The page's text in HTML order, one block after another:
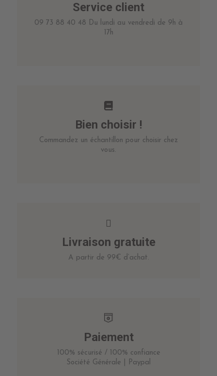
Service client
09 73 88 40 48 Du lundi au vendredi de 9h à
17h
Bien choisir !
Commandez un échantillon pour choisir chez
vous.
Livraison gratuite
A partir de 99€ d’achat.
Paiement
100% sécurisé / 100% confiance
Société Générale | Paypal